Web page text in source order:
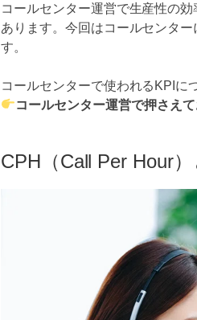
コールセンター運営で生産性の
あります。今回はコールセンタ
す。
コールセンターで使われるKPIに
コールセンター運営で押さえ
CPH（Call Per Hour）